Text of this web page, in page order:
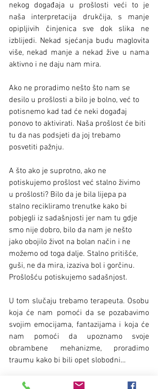
nekog događaja u prošlosti veći to je
naša interpretacija drukčija, s manje
opipljivih činjenica sve dok slika ne
izblijedi. Nekad sjećanja budu maglovita
više, nekad manje a nekad žive u nama
aktivno i ne daju nam mira.
Ako ne proradimo nešto što nam se
desilo u prošlosti a bilo je bolno, već to
potisnemo kad tad će neki događaj
ponovo to aktivirati. Naša prošlost će biti
tu da nas podsjeti da joj trebamo
posvetiti pažnju.
A što ako je suprotno, ako ne
potiskujemo prošlost već stalno živimo
u prošlosti? Bilo da je bila lijepa pa
stalno recikliramo trenutke kako bi
pobjegli iz sadašnjosti jer nam tu gdje
smo nije dobro, bilo da nam je nešto
jako obojilo život na bolan način i ne
možemo od toga dalje. Stalno pritišće,
guši, ne da mira, izaziva bol i gorčinu.
Prošlošću potiskujemo sadašnjost.
U tom slučaju trebamo terapeuta. Osobu
koja će nam pomoći da se pozabavimo
svojim emocijama, fantazijama i koja će
nam pomoći da upoznamo svoje
obrambene mehanizme, proradimo
traumu kako bi bili opet slobodni…
Ako ste pak sa svojom prošlošću ok, ako